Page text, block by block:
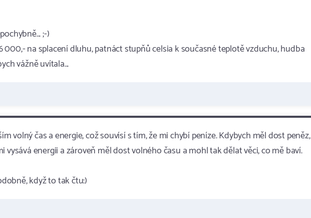
;-)
000,- na splacení dluhu, patnáct stupňů celsia k současné teplotě vzduchu, hudba
vážně uvítala...
volný čas a energie, což souvísí s tím, že mi chybí peníze. Kdybych měl dost peněz,
vysává energii a zároveň měl dost volného času a mohl tak dělat věci, co mě baví.
když to tak čtu:)